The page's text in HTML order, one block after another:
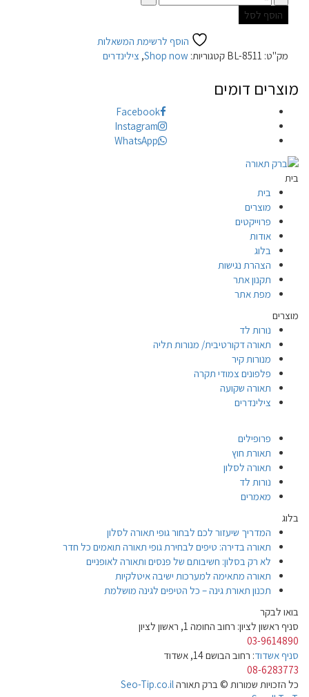
הוסף לסל
הוסף לרשימת המשאלות
מק"ט: BL-8511 קטגוריות: Shop now
, צילינדרים
מוצרים דומים
Facebook
Instagram
WhatsApp
בית
בית
מוצרים
פרוייקטים
אודות
בלוג
הצהרת נגישות
תקנון אתר
מפת אתר
מוצרים
נורות לד
תאורה דקורטיבית/ מנורות תליה
מנורות קיר
פלפונים צמודי תקרה
תאורה שקועה
צילינדרים
פרופילים
תאורת חוץ
תאורה לסלון
נורות לד
מאמרים
בלוג
המדריך שיעזור לכם לבחור גופי תאורה לסלון
תאורה בדירה: טיפים לבחירת גופי תאורה תואמים כל חדר
לא רק בסלון: חשיבותם של פנסים ותאורה לאופניים
תאורה מתאימה למערכות ישיבה איטלקיות
תכנון תאורת גינה – כל הטיפים לגינה מושלמת
בואו לבקר
סניף ראשון לציון: רחוב החומה 1, ראשון לציון
03-9614890
סניף אשדוד: רחוב הבושם 14, אשדוד
08-6283773
כל הזכויות שמורות © ברק תאורהSeo-Tip.co.il